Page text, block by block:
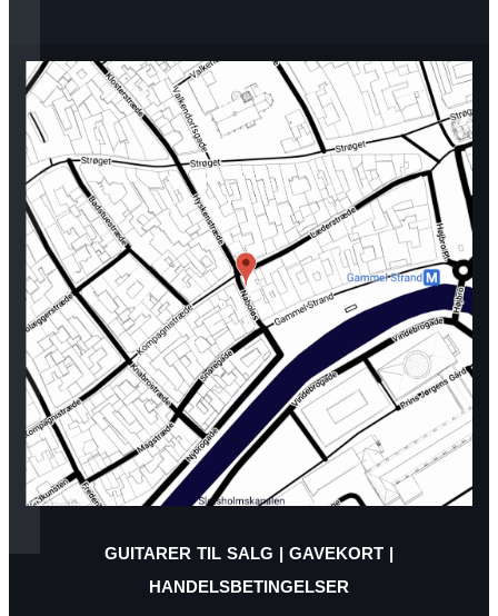
GUITARER TIL SALG | GAVEKORT |
HANDELSBETINGELSER